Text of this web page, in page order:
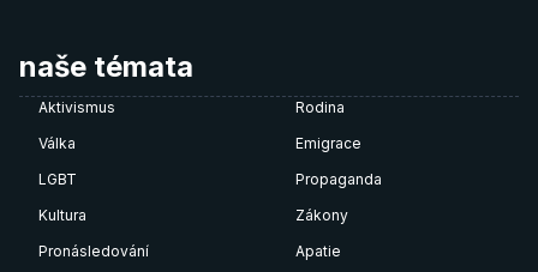
naše témata
Aktivismus
Rodina
Válka
Emigrace
LGBT
Propaganda
Kultura
Zákony
Pronásledování
Apatie